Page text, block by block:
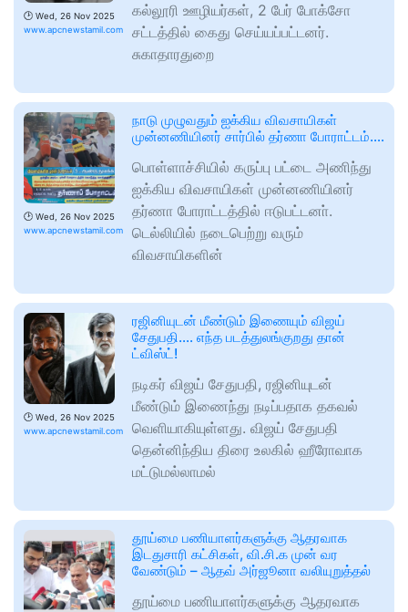
🕑 Wed, 26 Nov 2025
www.apcnewstamil.com
கல்லூரி ஊழியர்கள், 2 பேர் போக்சோ
சட்டத்தில் கைது செய்யப்பட்டனர்.
சுகாதாரதுறை
🕑 Wed, 26 Nov 2025
www.apcnewstamil.com
நாடு முழுவதும் ஐக்கிய விவசாயிகள்
முன்னணியினர் சார்பில் தர்ணா போராட்டம்….
பொள்ளாச்சியில் கருப்பு பட்டை அணிந்து
ஐக்கிய விவசாயிகள் முன்னணியினர்
தர்ணா போராட்டத்தில் ஈடுபட்டனா்.
டெல்லியில் நடைபெற்று வரும்
விவசாயிகளின்
🕑 Wed, 26 Nov 2025
www.apcnewstamil.com
ரஜினியுடன் மீண்டும் இணையும் விஜய்
சேதுபதி…. எந்த படத்துலங்குறது தான்
ட்விஸ்ட்!
நடிகர் விஜய் சேதுபதி, ரஜினியுடன்
மீண்டும் இணைந்து நடிப்பதாக தகவல்
வெளியாகியுள்ளது. விஜய் சேதுபதி
தென்னிந்திய திரை உலகில் ஹீரோவாக
மட்டுமல்லாமல்
தூய்மை பணியாளர்களுக்கு ஆதரவாக
இடதுசாரி கட்சிகள், வி.சி.க முன் வர
வேண்டும் – ஆதவ் அர்ஜூனா வலியுறுத்தல்
தூய்மை பணியாளர்களுக்கு ஆதரவாக